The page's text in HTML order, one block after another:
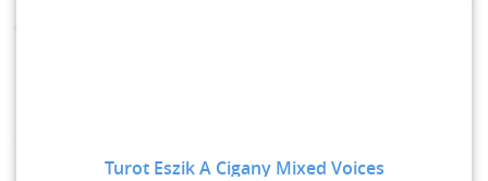
Turot Eszik A Cigany Mixed Voices